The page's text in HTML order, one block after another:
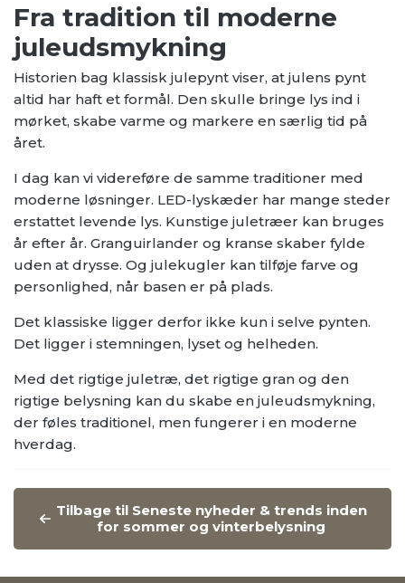
Fra tradition til moderne
juleudsmykning
Historien bag klassisk julepynt viser, at julens pynt
altid har haft et formål. Den skulle bringe lys ind i
mørket, skabe varme og markere en særlig tid på
året.
I dag kan vi videreføre de samme traditioner med
moderne løsninger. LED-lyskæder har mange steder
erstattet levende lys. Kunstige juletræer kan bruges
år efter år. Granguirlander og kranse skaber fylde
uden at drysse. Og julekugler kan tilføje farve og
personlighed, når basen er på plads.
Det klassiske ligger derfor ikke kun i selve pynten.
Det ligger i stemningen, lyset og helheden.
Med det rigtige juletræ, det rigtige gran og den
rigtige belysning kan du skabe en juleudsmykning,
der føles traditionel, men fungerer i en moderne
hverdag.
Tilbage til Seneste nyheder & trends inden
for sommer og vinterbelysning